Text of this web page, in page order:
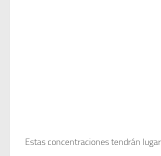
Estas concentraciones tendrán